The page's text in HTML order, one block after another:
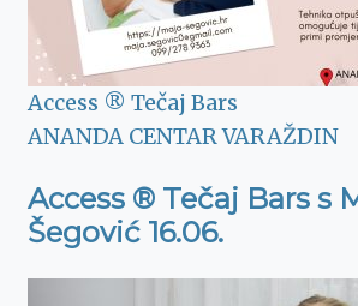
Access ® Tečaj Bars
ANANDA CENTAR VARAŽDIN
Access ® Tečaj Bars s
Šegović 16.06.